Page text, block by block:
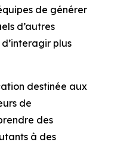
de générer
d’autres
plus
destinée aux
de
des
à des